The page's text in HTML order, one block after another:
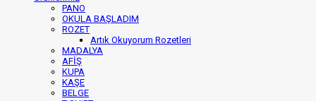
PANO
OKULA BAŞLADIM
ROZET
Artık Okuyorum Rozetleri
MADALYA
AFİŞ
KUPA
KAŞE
BELGE